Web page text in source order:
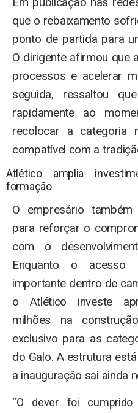
que o rebaixamento
ponto de partida para
O dirigente afirmou que
processos e acelerar
seguida, ressaltou
rapidamente ao
recolocar a categoria
compatível com a
Atlético amplia
formação
O empresário
para reforçar o
com o
Enquanto o acesso
importante dentro de
o Atlético investe
milhões na
exclusivo para as
do Galo. A estrutura
a inauguração sai ainda
“O dever foi